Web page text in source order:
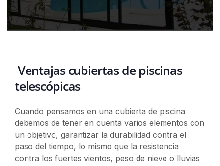
Ventajas cubiertas de piscinas
telescópicas
Cuando pensamos en una cubierta de piscina
debemos de tener en cuenta varios elementos con
un objetivo, garantizar la durabilidad contra el
paso del tiempo, lo mismo que la resistencia
contra los fuertes vientos, peso de nieve o lluvias